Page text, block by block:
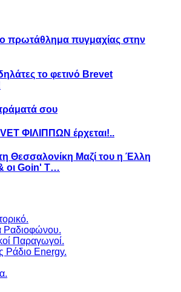
πρωτάθλημα πυγμαχίας στην
το φετινό Brevet
σου
ΦΙΛΙΠΠΩΝ έρχεται!..
Θεσσαλονίκη Μαζί του η Έλλη
οι Goin' T…
Ραδιοφώνου.
Παραγωγοί.
Ράδιο Energy.